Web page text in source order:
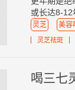
或长达8-12
灵芝 美容
灵芝祛斑
喝三七